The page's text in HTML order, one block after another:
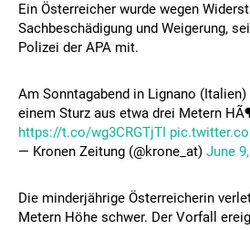
Ein Österreicher wurde wegen
Sachbeschädigung und Weigerung,
Polizei der APA mit.
Am Sonntagabend in Lignano
einem Sturz aus etwa drei Metern
https://t.co/wg3CRGTjTI
— Kronen Zeitung (@krone_at) June
Die minderjährige Österreicherin
Metern Höhe schwer. Der Vorfall